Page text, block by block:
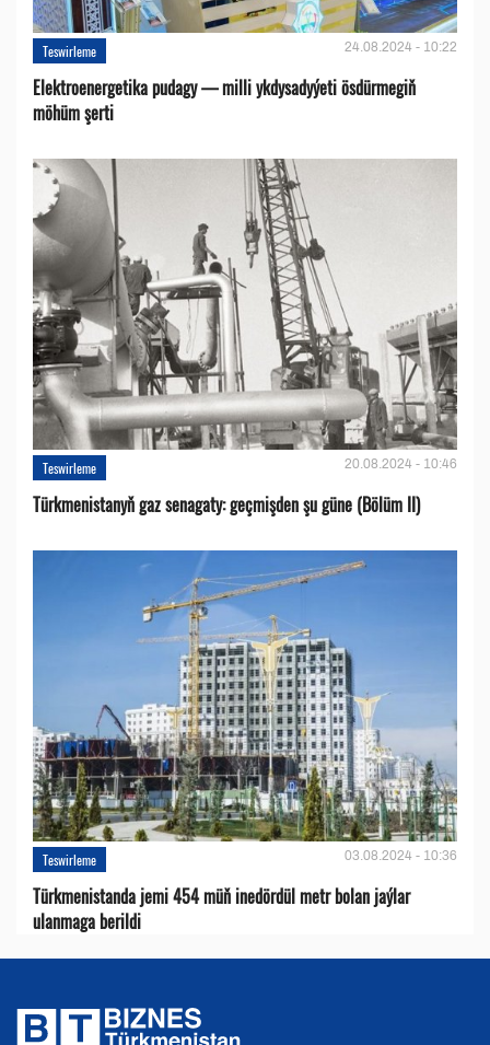
Teswirleme 24.08.2024 - 10:22
Elektroenergetika pudagy — milli ykdysadyýeti ösdürmegiň
möhüm şerti
Teswirleme 20.08.2024 - 10:46
Türkmenistanyň gaz senagaty: geçmişden şu güne (Bölüm II)
Teswirleme 03.08.2024 - 10:36
Türkmenistanda jemi 454 müň inedördül metr bolan jaýlar
ulanmaga berildi